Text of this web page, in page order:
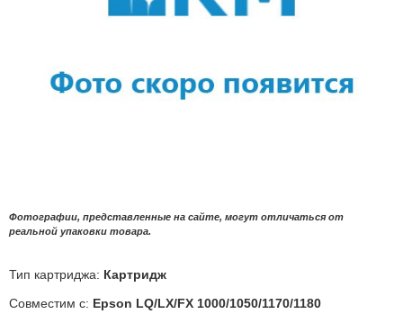
Фотографии, представленные на сайте, могут отличаться от
реальной упаковки товара.
Тип картриджа: Картридж
Совместим с: Epson LQ/LX/FX 1000/1050/1170/1180